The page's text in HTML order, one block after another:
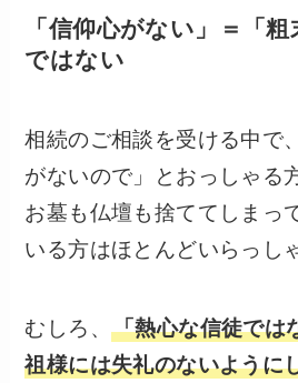
「信仰心がない」＝「粗
ではない
相続のご相談を受ける中で
がないので」とおっしゃる
お墓も仏壇も捨ててしまっ
いる方はほとんどいらっし
むしろ、「熱心な信徒では
祖様には失礼のないように